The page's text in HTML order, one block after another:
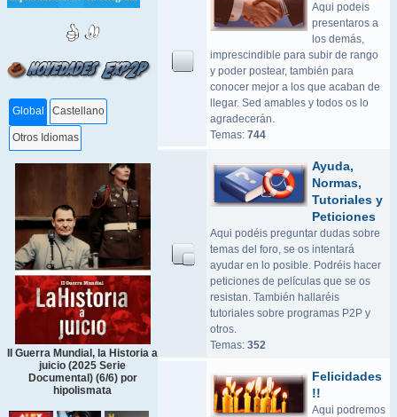
Global Castellano
Otros Idiomas
II Guerra Mundial, la Historia a
juicio (2025 Serie
Documental) (6/6) por
hipolismata
Aqui podeis
presentaros a
los demás,
imprescindible para subir de rango
y poder postear, también para
conocer mejor a los que acaban de
llegar. Sed amables y todos os lo
agradecerán.
Temas: 744
Ayuda,
Normas,
Tutoriales y
Peticiones
Aqui podéis preguntar dudas sobre
temas del foro, se os intentará
ayudar en lo posible. Podréis hacer
peticiones de películas que se os
resistan. También hallaréis
tutoriales sobre programas P2P y
otros.
Temas: 352
Felicidades
!!
Aqui podremos